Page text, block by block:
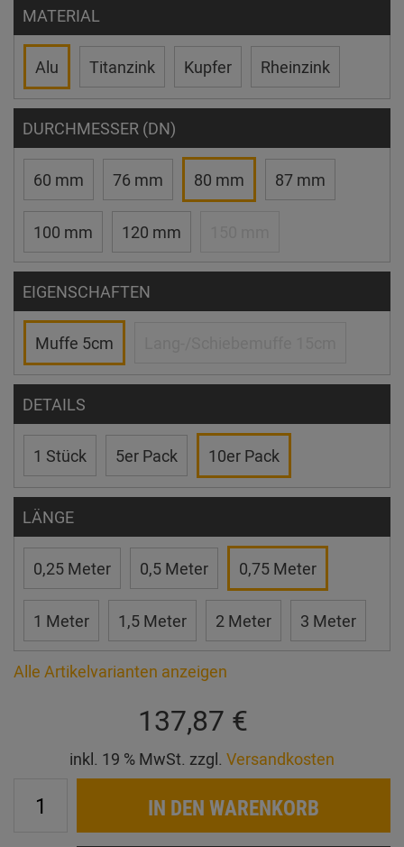
MATERIAL
Alu Titanzink Kupfer Rheinzink
DURCHMESSER (DN)
60 mm 76 mm 80 mm 87 mm
100 mm 120 mm
EIGENSCHAFTEN
Muffe 5cm
DETAILS
1 Stück 5er Pack 10er Pack
LÄNGE
0,25 Meter 0,5 Meter 0,75 Meter
1 Meter 1,5 Meter 2 Meter 3 Meter
Alle Artikelvarianten anzeigen
137,87 €
inkl. 19 % MwSt. zzgl. Versandkosten
IN DEN WARENKORB